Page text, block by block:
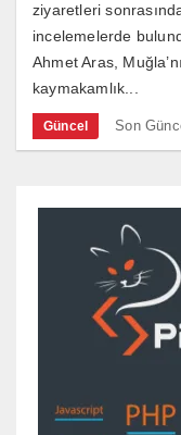
ziyaretleri
incelemelerde
Ahmet Aras,
kaymakamlık...
Güncel Son